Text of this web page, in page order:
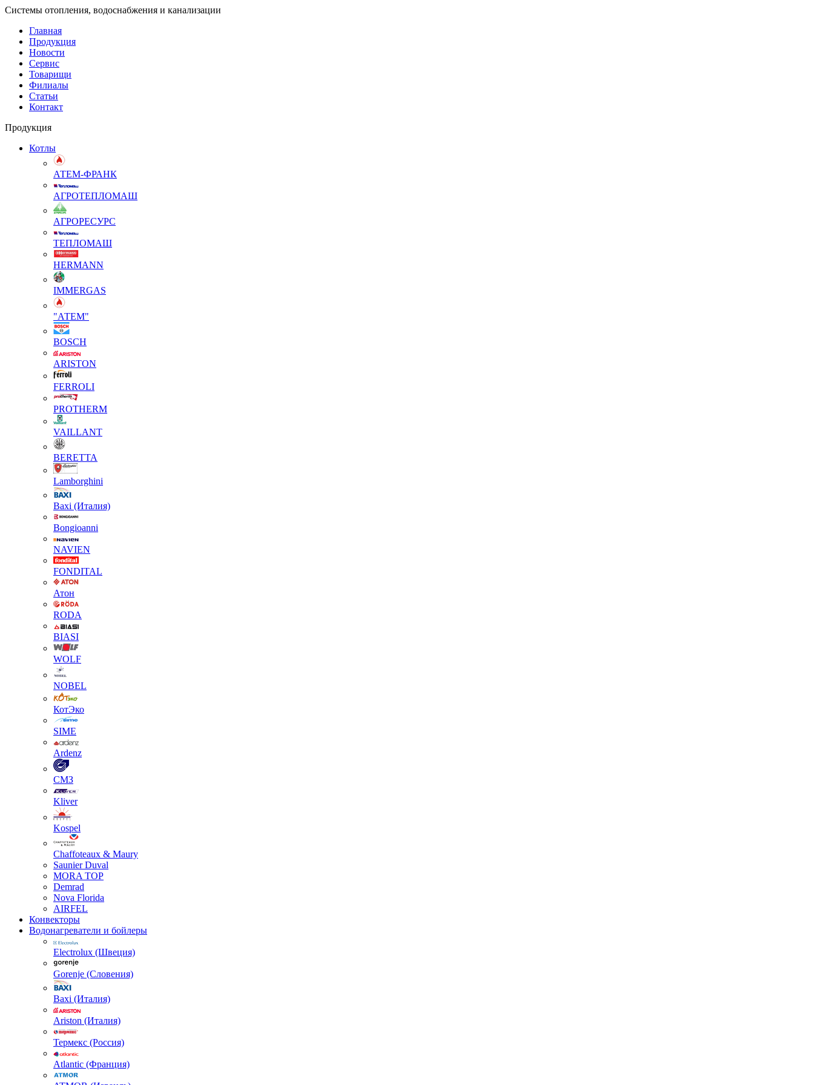
Системы отопления, водоснабжения и канализации
Главная
Продукция
Новости
Сервис
Товарищи
Филиалы
Статьи
Контакт
Продукция
Котлы
АТЕМ-ФРАНК
АГРОТЕПЛОМАШ
АГРОРЕСУРС
ТЕПЛОМАШ
HERMANN
IMMERGAS
"АТЕМ"
BOSCH
ARISTON
FERROLI
PROTHERM
VAILLANT
BERETTA
Lamborghini
Baxi (Италия)
Вongioanni
NAVIEN
FONDITAL
Атон
RODA
BIASI
WOLF
NOBEL
КотЭко
SIME
Ardenz
СМЗ
Kliver
Kospel
Chaffoteaux & Maury
Saunier Duval
MORA TOP
Demrad
Nova Florida
AIRFEL
Конвекторы
Водонагреватели и бойлеры
Electrolux (Швеция)
Gorenje (Словения)
Baxi (Италия)
Ariston (Италия)
Термекс (Россия)
Atlantic (Франция)